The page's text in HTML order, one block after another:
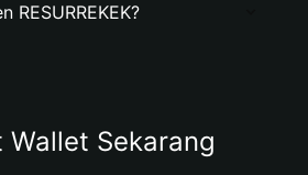
RESURREKEK?
Sekarang